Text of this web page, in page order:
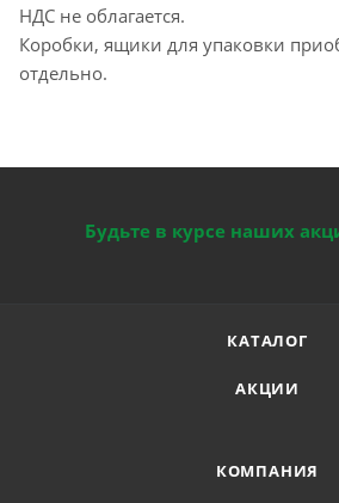
НДС не облагается.
Коробки, ящики для упаковки
отдельно.
Будьте в курсе наших
КАТАЛОГ
АКЦИИ
КОМПАНИЯ